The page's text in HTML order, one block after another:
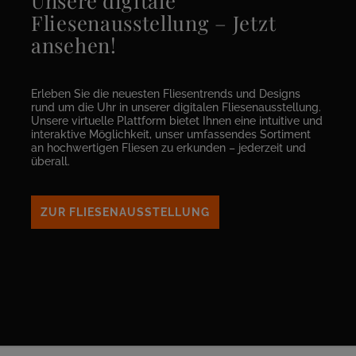
Fliesenausstellung – Jetzt
ansehen!
Erleben Sie die neuesten Fliesentrends und Designs
rund um die Uhr in unserer digitalen Fliesenausstellung.
Unsere virtuelle Plattform bietet Ihnen eine intuitive und
interaktive Möglichkeit, unser umfassendes Sortiment
an hochwertigen Fliesen zu erkunden – jederzeit und
überall.
ZUR FLIESENAUSSTELLUNG